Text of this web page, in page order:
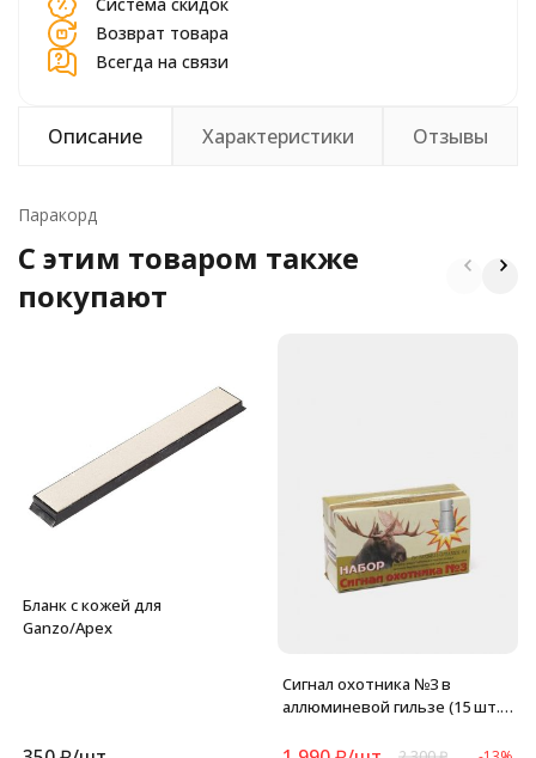
Возврат товара
Всегда на связи
Описание Характеристики Отзывы
Паракорд
C этим товаром также
покупают
Бланк с кожей для
Ganzo/Apex
Сигнал охотника №3 в
аллюминевой гильзе (15 шт. в